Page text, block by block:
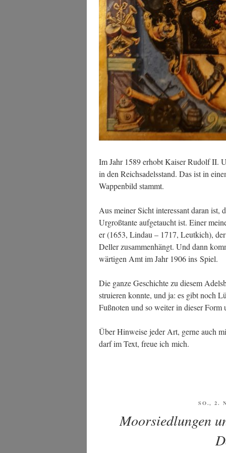
Im Jahr 1589 erhobt Kai­ser Rudolf II.
in den Reichs­adels­stand. Das ist in
Wap­pen­bild stammt.
Aus mei­ner Sicht inter­es­sant dar­an ist,
Urgroß­tan­te auf­ge­taucht ist. Einer
er (1653, Lin­dau – 1717, Leut­kich),
Dell­er zusam­men­hängt. Und dann
wär­ti­gen Amt im Jahr 1906 ins Spiel.
Die gan­ze Geschich­te zu die­sem
stru­ie­ren konn­te, und ja: es gibt noch
Fuß­no­ten und so wei­ter in die­ser
Über Hin­wei­se jeder Art, ger­ne auch
darf im Text, freue ich mich.
SO., 2.
Moorsiedlungen